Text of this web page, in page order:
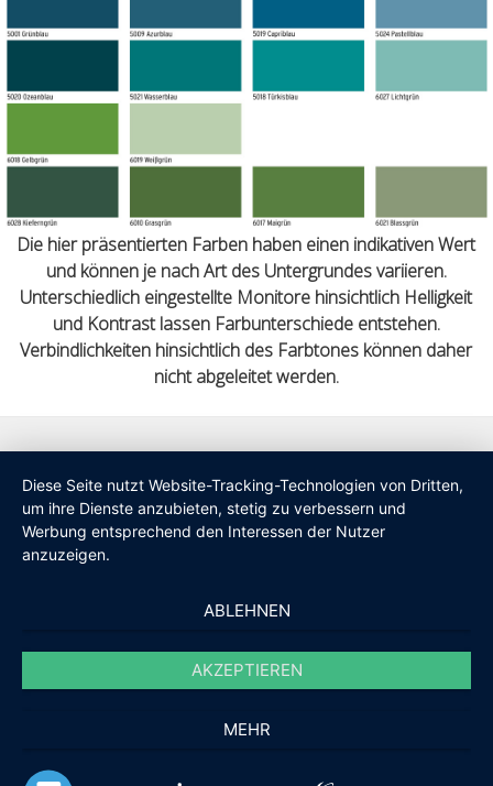
Die hier präsentierten Farben haben einen indikativen Wert
und können je nach Art des Untergrundes variieren.
Unterschiedlich eingestellte Monitore hinsichtlich Helligkeit
und Kontrast lassen Farbunterschiede entstehen.
Verbindlichkeiten hinsichtlich des Farbtones können daher
nicht abgeleitet werden.
Diese Seite nutzt Website-Tracking-Technologien von Dritten,
um ihre Dienste anzubieten, stetig zu verbessern und
Werbung entsprechend den Interessen der Nutzer
anzuzeigen.
ABLEHNEN
AKZEPTIEREN
MEHR